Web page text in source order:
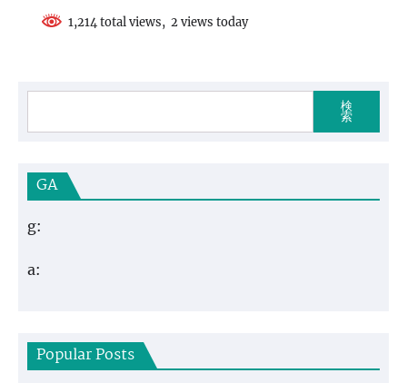
1,214 total views, 2 views today
検
索
GA
g:
a:
Popular Posts